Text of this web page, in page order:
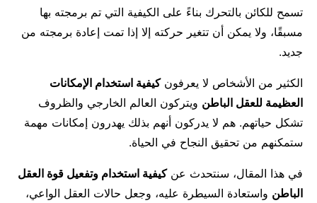
تسمح للكائن بالتحرك بناءً على الكيفية التي تم برمجته بها
مسبقًا، ولا يمكن أن تتغير حركته إلا إذا تمت إعادة برمجته من
جديد.
الكثير من الأشخاص لا يعرفونكيفية استخدام الإمكانات
العظيمة للعقل الباطن ويتركون العالم الخارجي والظروف
تشكل حياتهم. هم لا يدركون أنهم بذلك يهدرون إمكانات مهمة
ستمكنهم من تحقيق النجاح في الحياة.
في هذا المقال، سنتحدث عنكيفية استخدام وتفعيل قوة العقل
الباطن واستعادة السيطرة عليه، وجعل حالات العقل الواعي،